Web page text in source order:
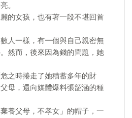
。
的女孩，也有著一段不堪回首
人一樣，有一個與自己親密無
然而，後來因為錢的問題，她
之時捲走了她積蓄多年的財
母，還向媒體爆料張韶涵的種
養父母，不孝女」的帽子，一